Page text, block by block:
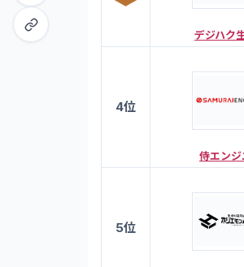
デジハク
4位
侍エンジ
5位